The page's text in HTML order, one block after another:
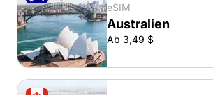
eSIM
Australien
Ab 3,49 $